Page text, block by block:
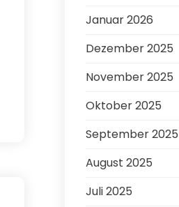
Januar 2026
Dezember 2025
November 2025
Oktober 2025
September 2025
August 2025
Juli 2025